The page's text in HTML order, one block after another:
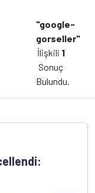
"google-
gorseller"
İlişkili 1
Sonuç
Bulundu.